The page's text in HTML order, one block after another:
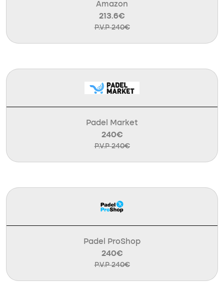
Amazon
213.6€
P.V.P 240€
Padel Market
240€
P.V.P 240€
Padel ProShop
240€
P.V.P 240€